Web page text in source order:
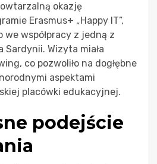
okazję
Erasmus+ „Happy IT”,
współpracy z jedną z
Sardynii. Wizyta miała
co pozwoliło na dogłębne
aspektami
placówki edukacyjnej.
podejście